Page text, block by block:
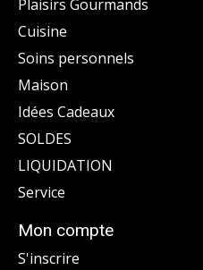
Plaisirs Gourmands
Cuisine
Soins personnels
Maison
Idées Cadeaux
SOLDES
LIQUIDATION
Service
Mon compte
S'inscrire